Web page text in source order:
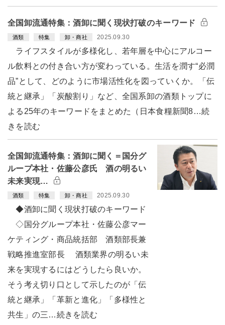
全国卸流通特集：酒卸に聞く現状打破のキーワード
酒類 特集 卸・商社 2025.09.30
ライフスタイルが多様化し、若年層を中心にアルコー
ル飲料との付き合い方が変わっている。生活を潤す“必潤
品”として、どのように市場活性化を図っていくか。「伝
統と継承」「炭酸割り」など、全国系卸の酒類トップに
よる25年のキーワードをまとめた（日本食糧新聞8…続
きを読む
全国卸流通特集：酒卸に聞く＝国分グ
ループ本社・佐藤公彦氏 酒の明るい
未来実現…
酒類 特集 卸・商社 2025.09.30
◆酒卸に聞く現状打破のキーワード
◇国分グループ本社・佐藤公彦マー
ケティング・商品統括部 酒類部長兼
戦略推進室部長 酒類業界の明るい未
来を実現するにはどうしたら良いか。
そう考え切り口として示したのが「伝
統と継承」「革新と進化」「多様性と
共生」の三…続きを読む